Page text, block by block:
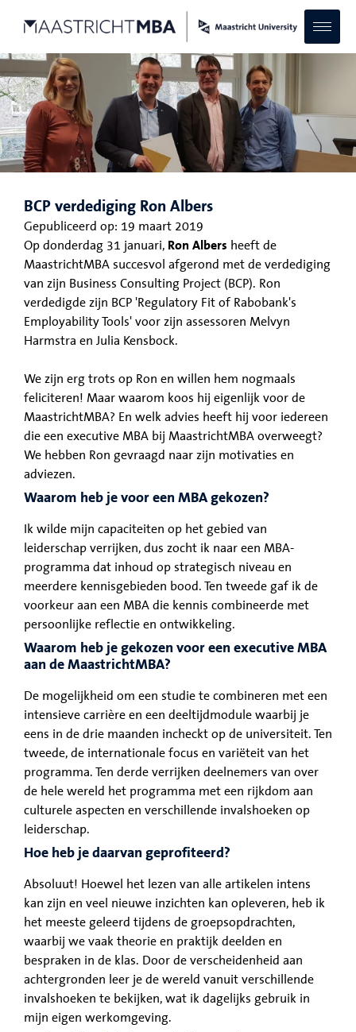
BCP verdediging Ron Albers
Gepubliceerd op: 19 maart 2019
Op donderdag 31 januari, Ron Albers heeft de
MaastrichtMBA succesvol afgerond met de verdediging
van zijn Business Consulting Project (BCP). Ron
verdedigde zijn BCP 'Regulatory Fit of Rabobank's
Employability Tools' voor zijn assessoren Melvyn
Harmstra en Julia Kensbock.
We zijn erg trots op Ron en willen hem nogmaals
feliciteren! Maar waarom koos hij eigenlijk voor de
MaastrichtMBA? En welk advies heeft hij voor iedereen
die een executive MBA bij MaastrichtMBA overweegt?
We hebben Ron gevraagd naar zijn motivaties en
adviezen.
Waarom heb je voor een MBA gekozen?
Ik wilde mijn capaciteiten op het gebied van
leiderschap verrijken, dus zocht ik naar een MBA-
programma dat inhoud op strategisch niveau en
meerdere kennisgebieden bood. Ten tweede gaf ik de
voorkeur aan een MBA die kennis combineerde met
persoonlijke reflectie en ontwikkeling.
Waarom heb je gekozen voor een executive MBA
aan de MaastrichtMBA?
De mogelijkheid om een studie te combineren met een
intensieve carrière en een deeltijdmodule waarbij je
eens in de drie maanden incheckt op de universiteit. Ten
tweede, de internationale focus en variëteit van het
programma. Ten derde verrijken deelnemers van over
de hele wereld het programma met een rijkdom aan
culturele aspecten en verschillende invalshoeken op
leiderschap.
Hoe heb je daarvan geprofiteerd?
Absoluut! Hoewel het lezen van alle artikelen intens
kan zijn en veel nieuwe inzichten kan opleveren, heb ik
het meeste geleerd tijdens de groepsopdrachten,
waarbij we vaak theorie en praktijk deelden en
bespraken in de klas. Door de verscheidenheid aan
achtergronden leer je de wereld vanuit verschillende
invalshoeken te bekijken, wat ik dagelijks gebruik in
mijn eigen werkomgeving.